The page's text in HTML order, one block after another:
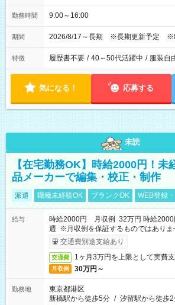
勤務時間 9:00～16:00
期間 2026/8/17～長期 ※長期更新予定 ※8
特徴 履歴書不要 / 40～50代活躍中 / 服装自
気になる！ 応募する
未読
【在宅勤務OK】時給2000円！未
品メーカーで編集・校正・制作
派遣 職種未経験OK ブランクOK WEB登録
給与
時給2000円 月収例 32万円 時給2000
週 ※月収例を保証するものではあり
ービス利用可（利用条件有）
交通費別途支給あり
交通費 1ヶ月3万円を上限として実費
月収例 30万円～
勤務地
東京都港区
新橋駅から徒歩5分 / 汐留駅から徒歩